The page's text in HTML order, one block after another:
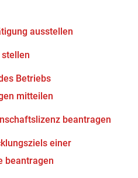
ausstellen
Betriebs
mitteilen
beantragen
einer
beantragen